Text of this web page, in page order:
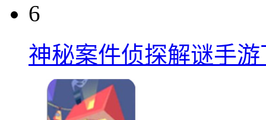
6
神秘案件侦探解谜手游